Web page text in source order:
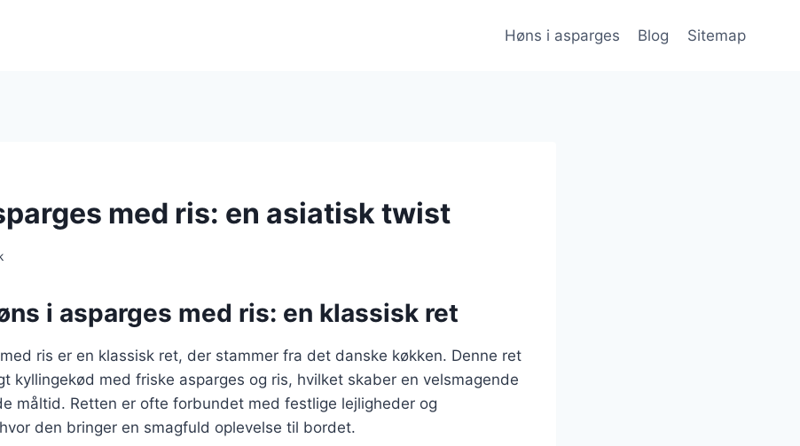
Høns i asparges Blog Sitemap
med ris: en asiatisk twist
i asparges med ris: en klassisk ret
ris er en klassisk ret, der stammer fra det danske køkken. Denne ret
kyllingekød med friske asparges og ris, hvilket skaber en velsmagende
måltid. Retten er ofte forbundet med festlige lejligheder og
den bringer en smagfuld oplevelse til bordet.